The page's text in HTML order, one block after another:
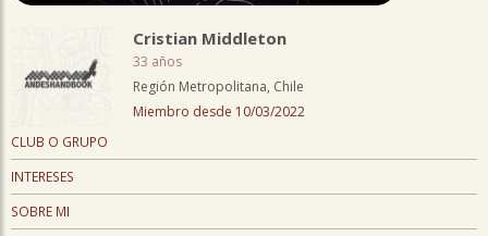
Cristian Middleton
33 años
Región Metropolitana, Chile
Miembro desde 10/03/2022
CLUB O GRUPO
INTERESES
SOBRE MI